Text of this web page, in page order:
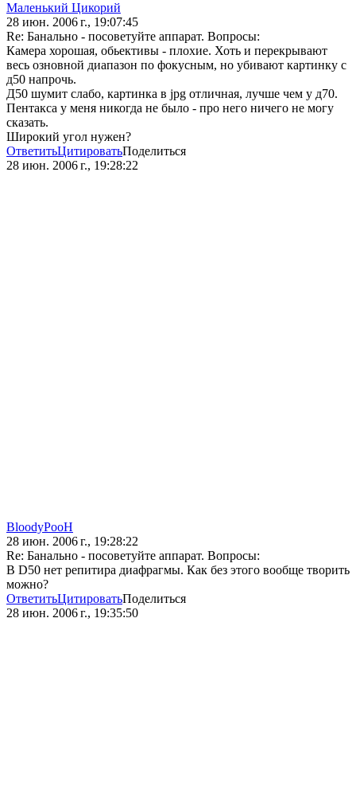
Маленький Цикорий
28 июн. 2006 г., 19:07:45
Re: Банально - посоветуйте аппарат. Вопросы:
Камера хорошая, обьективы - плохие. Хоть и перекрывают
весь озновной диапазон по фокусным, но убивают картинку с
д50 напрочь.
Д50 шумит слабо, картинка в jpg отличная, лучше чем у д70.
Пентакса у меня никогда не было - про него ничего не могу
сказать.
Широкий угол нужен?
ОтветитьЦитироватьПоделиться
28 июн. 2006 г., 19:28:22
BloodyPooH
28 июн. 2006 г., 19:28:22
Re: Банально - посоветуйте аппарат. Вопросы:
В D50 нет репитира диафрагмы. Как без этого вообще творить
можно?
ОтветитьЦитироватьПоделиться
28 июн. 2006 г., 19:35:50